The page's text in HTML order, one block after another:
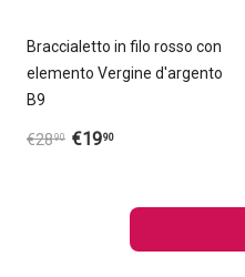
Braccialetto in filo rosso con
elemento Vergine d'argento
B9
€2890 €1990